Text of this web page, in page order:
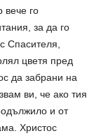
вече го
за да го
Спасителя,
цветя пред
да забрани на
ви, че ако тия
и от
Христос